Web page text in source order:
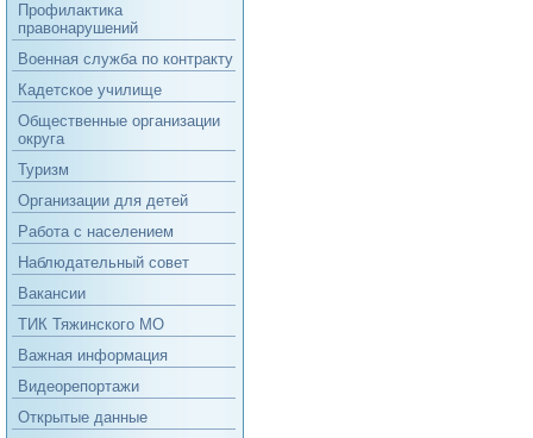
Профилактика
правонарушений
Военная служба по контракту
Кадетское училище
Общественные организации
округа
Туризм
Организации для детей
Работа с населением
Наблюдательный совет
Вакансии
ТИК Тяжинского МО
Важная информация
Видеорепортажи
Открытые данные